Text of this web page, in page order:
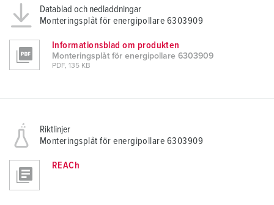
l
Datablad och nedladdningar
Monteringsplåt för energipollare 6303909
Informationsblad om produkten
Monteringsplåt för energipollare 6303909
PDF, 135 KB
Riktlinjer
Monteringsplåt för energipollare 6303909
REACh